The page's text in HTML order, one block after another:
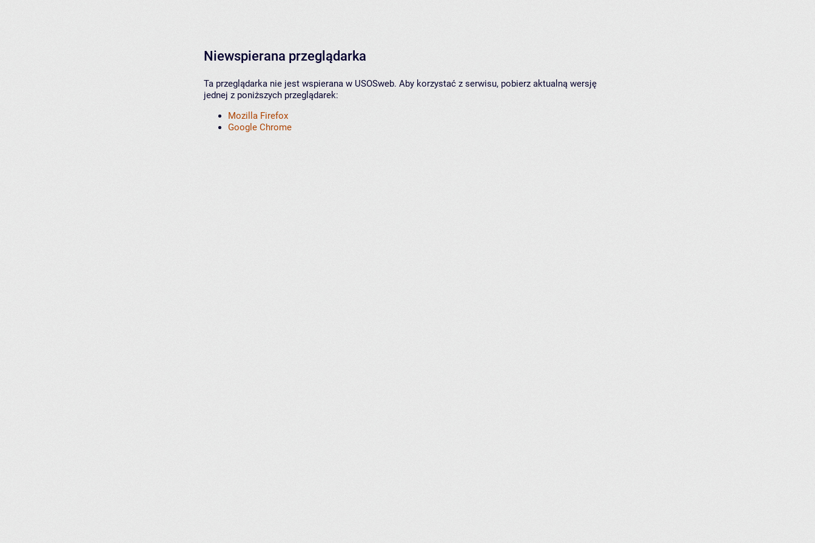
Niewspierana przeglądarka
Ta przeglądarka nie jest wspierana w USOSweb. Aby korzystać z serwisu, pobierz aktualną wersję
jednej z poniższych przeglądarek:
Mozilla Firefox
Google Chrome